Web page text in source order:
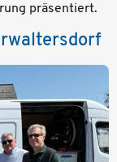
präsentiert.